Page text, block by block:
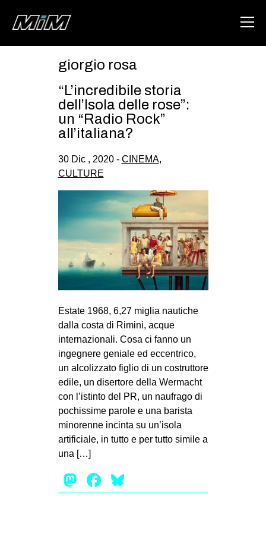
ABOUT
AREA
GAZA FREESTYLE
CSOA LAMBRETTA
MSM
STUDENTI TSUNAMI
ZAM
MILANO
SPAZI
SPORT POPOLARE
MOVIMENTI
AMBIENTE
ANTIFASCISMO
DIRITTO ALL’ABITARE
GENERI
PRECARIATO
giorgio rosa
“L’incredibile storia
dell’Isola delle rose”:
un “Radio Rock”
all’italiana?
30 Dic , 2020 - CINEMA,
CULTURE
Estate 1968, 6,27 miglia nautiche
dalla costa di Rimini, acque
internazionali. Cosa ci fanno un
ingegnere geniale ed eccentrico,
un alcolizzato figlio di un costruttore
edile, un disertore della Wermacht
con l’istinto del PR, un naufrago di
pochissime parole e una barista
minorenne incinta su un’isola
artificiale, in tutto e per tutto simile a
una […]
Mastodon
Facebook